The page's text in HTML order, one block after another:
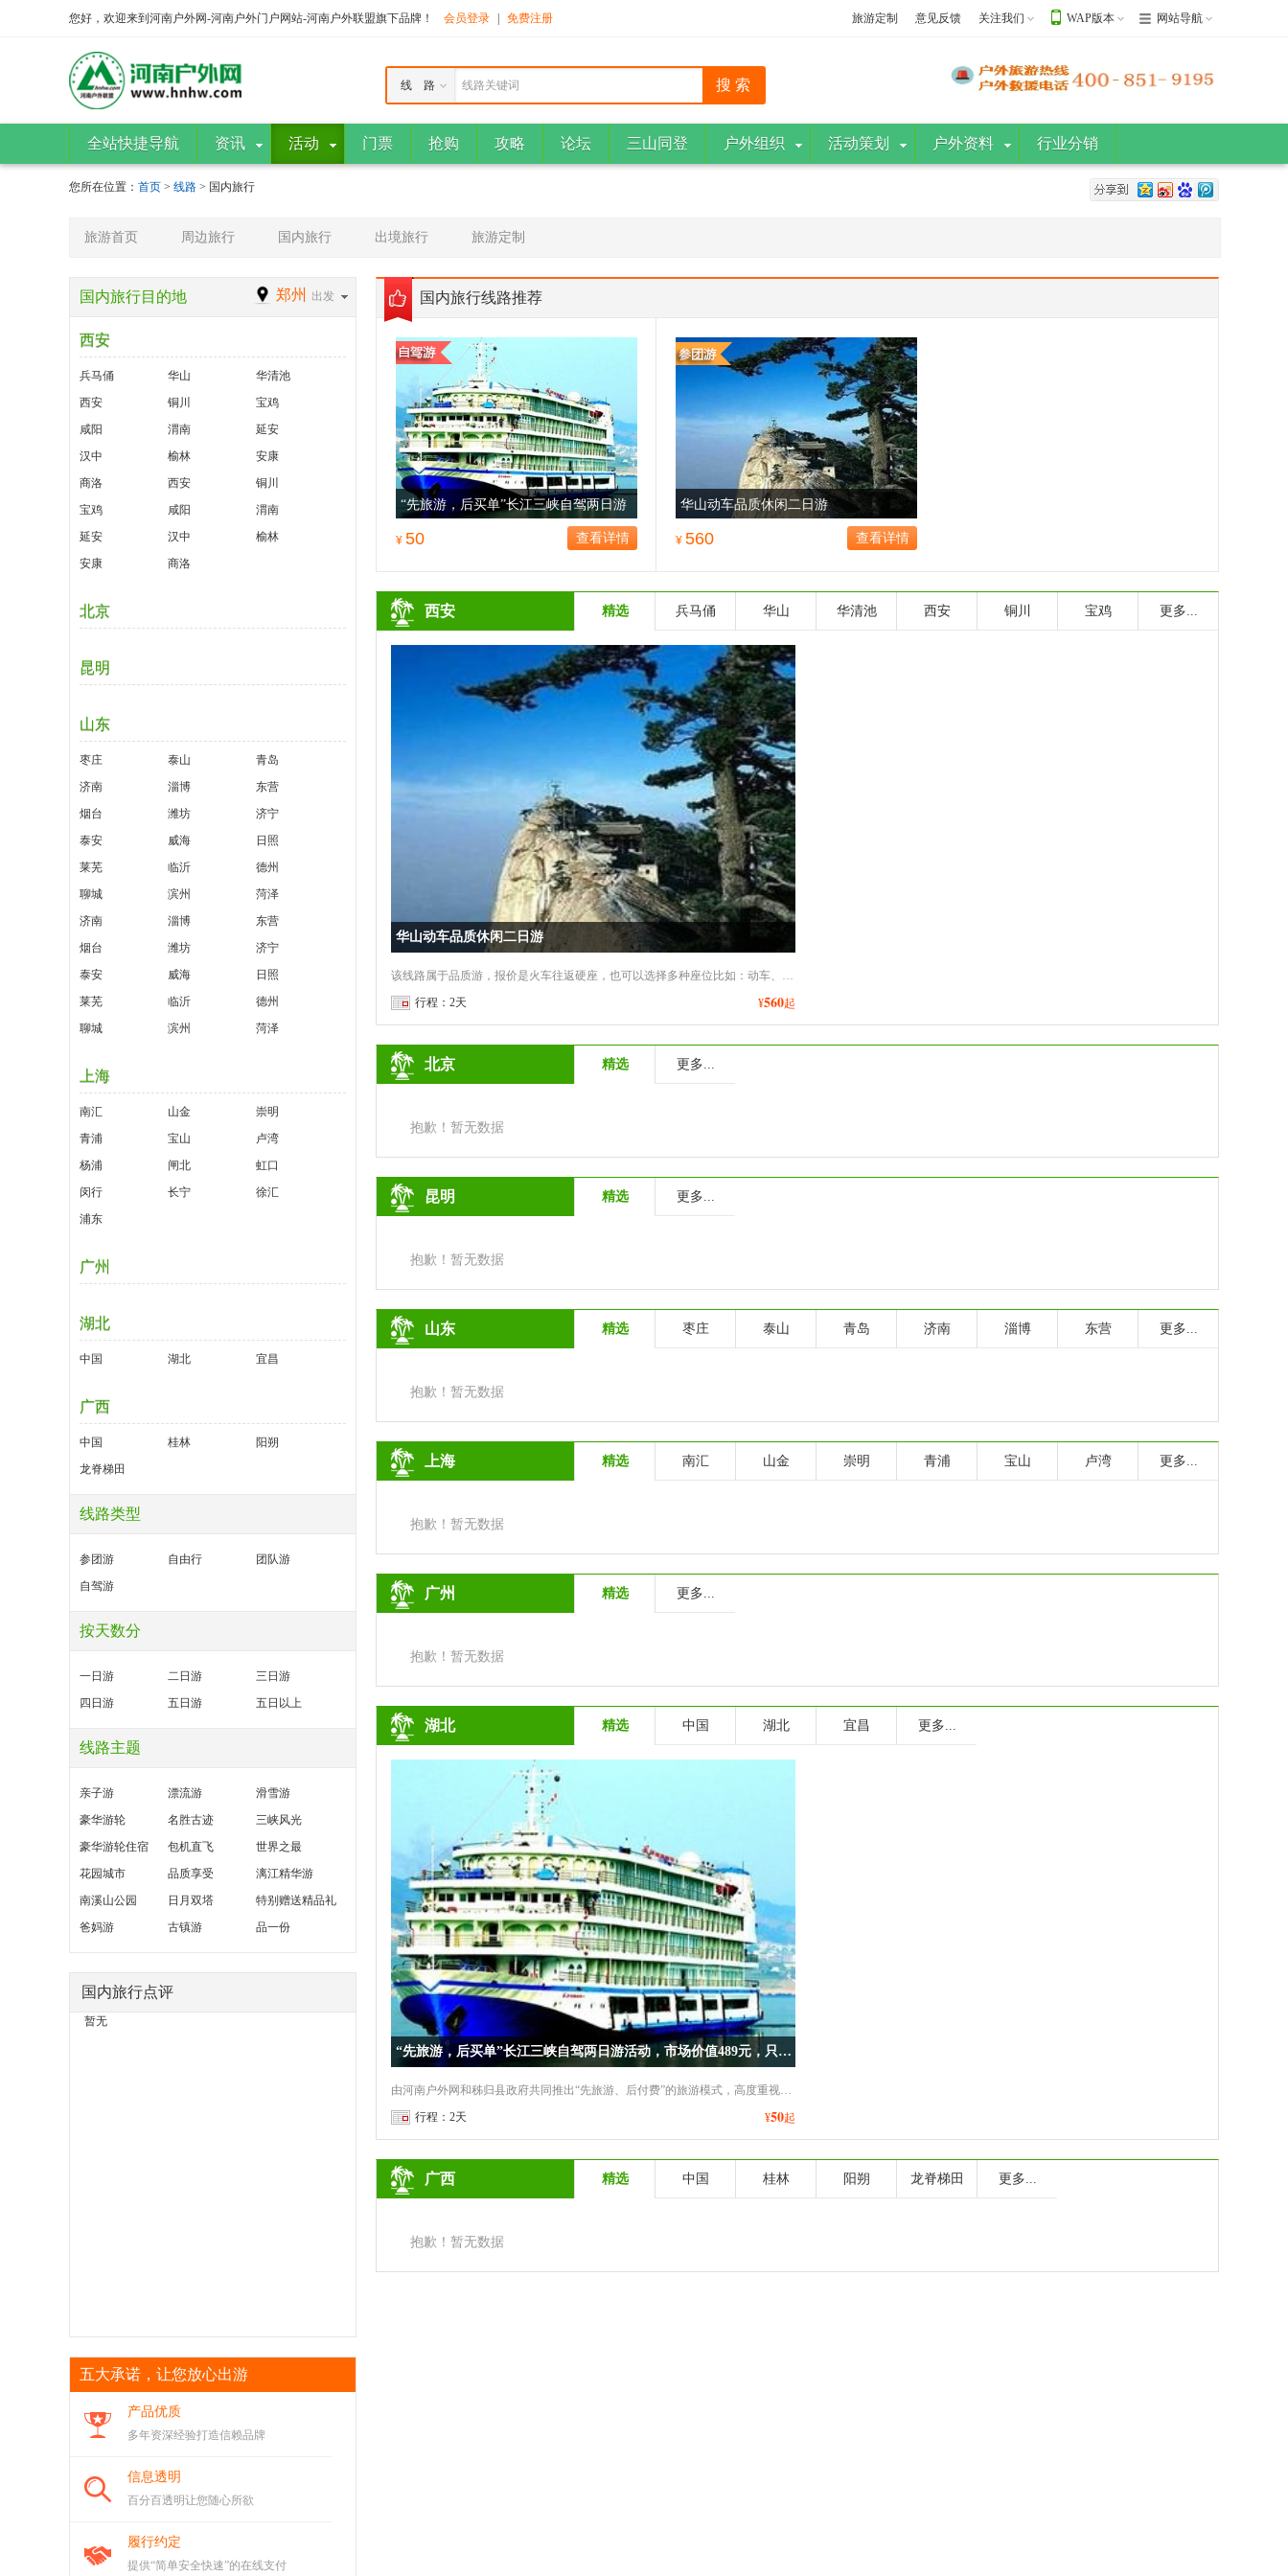
您好，欢迎来到河南户外网-河南户外门户网站-河南户外联盟旗下品牌！ 会员登录 免费注册 旅游定制 意见反馈 关注我们 WAP版本 网站导航
线路关键词
线 路
全站快捷导航 资讯 活动 门票 抢购 攻略 论坛 三山同登 户外组织 活动策划 户外资料 行业分销
您所在位置： 首页 > 线路 > 国内旅行
旅游首页 周边旅行 国内旅行 出境旅行 旅游定制
国内旅行目的地 郑州 出发
西安
兵马俑 华山
华清池
西安
铜川
宝鸡
咸阳
渭南
延安
汉中
榆林
安康
商洛
西安
铜川
宝鸡
咸阳
渭南
延安
汉中
榆林
安康
商洛
北京
昆明
山东
枣庄 泰山
青岛
济南
淄博
东营
烟台
潍坊
济宁
泰安
威海
日照
莱芜
临沂
德州
聊城
滨州
菏泽
济南
淄博
东营
烟台
潍坊
济宁
泰安
威海
日照
莱芜
临沂
德州
聊城
滨州 菏泽
上海
南汇 山金
崇明
青浦
宝山
卢湾
杨浦
闸北
虹口
闵行
长宁
徐汇
浦东
广州
湖北
中国 湖北 宜昌
广西
中国 桂林
阳朔
龙脊梯田
线路类型
参团游 自由行
团队游
自驾游
按天数分
一日游 二日游
三日游
四日游
五日游 五日以上
线路主题
亲子游 漂流游
滑雪游
豪华游轮
名胜古迹
三峡风光
豪华游轮住宿
包机直飞
世界之最
花园城市
品质享受
漓江精华游
南溪山公园
日月双塔
特别赠送精品礼
品一份
爸妈游 古镇游
国内旅行点评
暂无
五大承诺，让您放心出游
产品优质
多年资深经验打造信赖品牌
信息透明
百分百透明让您随心所欲
履行约定
提供“简单安全快速”的在线支付
国内旅行线路推荐
“先旅游，后买单”长江三峡自驾两日游
活动，市场价值489元，只需预付50元
查看详情
¥ 50
华山动车品质休闲二日游
查看详情
¥ 560
西安 精选 兵马俑 华山 华清池 西安 铜川 宝鸡 更多...
华山动车品质休闲二日游
该线路属于品质游，报价是火车往返硬座，也可以选择多种座位比如：动车、高铁等，需报名的时候提前备注说明。
¥560起
行程：2天
北京 精选 更多...
抱歉！暂无数据
昆明 精选 更多...
抱歉！暂无数据
山东 精选 枣庄 泰山 青岛 济南 淄博 东营 更多...
抱歉！暂无数据
上海 精选 南汇 山金 崇明 青浦 宝山 卢湾 更多...
抱歉！暂无数据
广州 精选 更多...
抱歉！暂无数据
湖北 精选 中国 湖北 宜昌 更多...
“先旅游，后买单”长江三峡自驾两日游活动，市场价值489元，只需预付50元
由河南户外网和秭归县政府共同推出“先旅游、后付费”的旅游模式，高度重视游客的体验感，把旅游产品做到透明化，践行“诚信旅游”的承诺。
¥50起
行程：2天
广西 精选 中国 桂林 阳朔 龙脊梯田 更多...
抱歉！暂无数据